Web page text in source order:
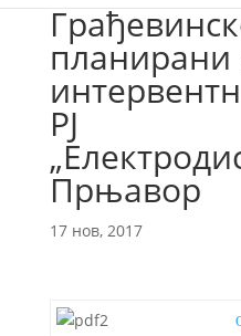
планирани
РЈ
Прњавор
17 нов, 2017